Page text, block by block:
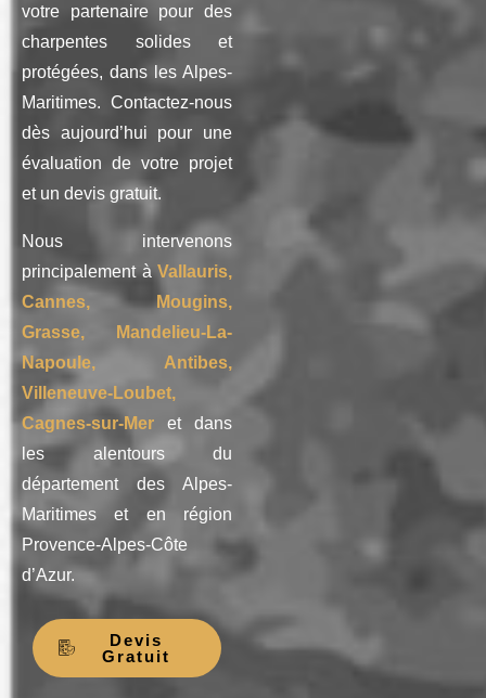
votre partenaire pour des
charpentes solides et
protégées, dans les Alpes-
Maritimes. Contactez-nous
dès aujourd’hui pour une
évaluation de votre projet
et un devis gratuit.
Nous intervenons
principalement à Vallauris,
Cannes, Mougins,
Grasse, Mandelieu-La-
Napoule, Antibes,
Villeneuve-Loubet,
Cagnes-sur-Mer et dans
les alentours du
département des Alpes-
Maritimes et en région
Provence-Alpes-Côte
d’Azur.
Devis
Gratuit